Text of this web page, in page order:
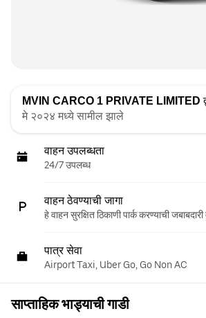
MVIN CARCO 1 PRIVATE LIMITED
मे २०२४ मध्ये सामील झाले
वाहन उपलब्धता
24/7 उपलब्ध
वाहन ठेवण्याची जागा
हे वाहन सुरक्षित ठिकाणी पार्क करण्याची
पात्र सेवा
Airport Taxi, Uber Go, Go Non AC
साप्ताहिक भाड्याची गाडी